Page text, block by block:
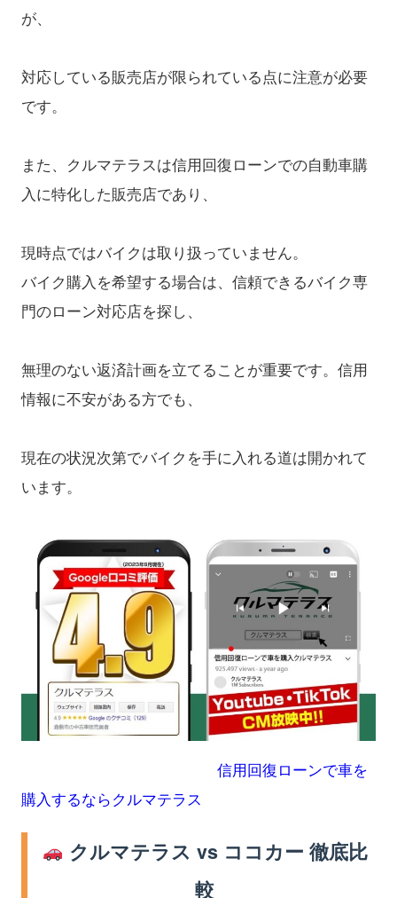
が、
対応している販売店が限られている点に注意が必要
です。
また、クルマテラスは信用回復ローンでの自動車購
入に特化した販売店であり、
現時点ではバイクは取り扱っていません。
バイク購入を希望する場合は、信頼できるバイク専
門のローン対応店を探し、
無理のない返済計画を立てることが重要です。信用
情報に不安がある方でも、
現在の状況次第でバイクを手に入れる道は開かれて
います。
信用回復ローンで車を
購入するならクルマテラス
クルマテラス vs ココカー 徹底比
較